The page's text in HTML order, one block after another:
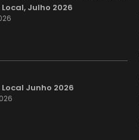
Julho 2026
Junho 2026